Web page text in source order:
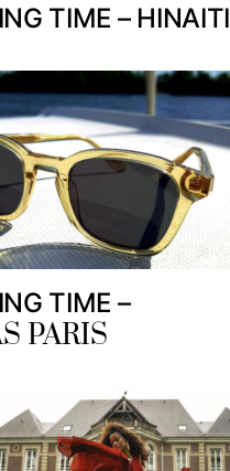
TIME – HINAITI
TIME –
PARIS